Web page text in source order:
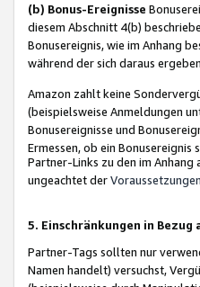
(b) Bonus-Ereignisse
diesem Abschnitt 4(b)
Bonusereignis, wie im Anhang
während der sich daraus
Amazon zahlt keine
(beispielsweise Anmeldungen
Bonusereignisse und
Ermessen, ob ein
Partner-Links zu den im
ungeachtet der
5. Einschränkungen in
Partner-Tags sollten nur
Namen handelt) versuchst,